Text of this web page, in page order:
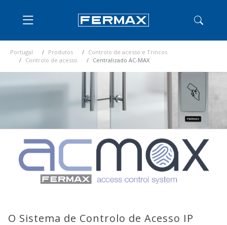
Portugal Produtos
Controlo de acesso e Trincos
Controlo de acesso
Centralizado AC-MAX
O Sistema de Controlo de Acesso IP